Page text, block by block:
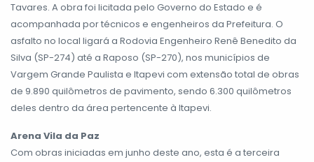
Tavares. A obra foi licitada pelo Governo do Estado e é
acompanhada por técnicos e engenheiros da Prefeitura. O
asfalto no local ligará a Rodovia Engenheiro Renê Benedito da
Silva (SP-274) até a Raposo (SP-270), nos municípios de
Vargem Grande Paulista e Itapevi com extensão total de obras
de 9.890 quilômetros de pavimento, sendo 6.300 quilômetros
deles dentro da área pertencente à Itapevi.
Arena Vila da Paz
Com obras iniciadas em junho deste ano, esta é a terceira